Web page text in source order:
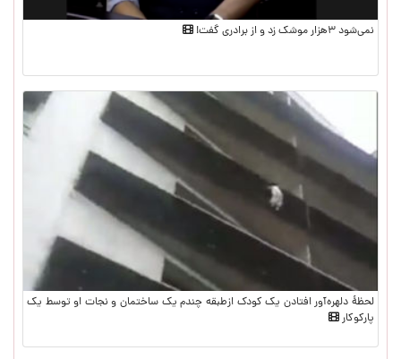
نمی‌شود ۳هزار موشک زد و از برادری گفت!
لحظۀ دلهره‌آور افتادن یک کودک ازطبقه چندم یک ساختمان و نجات او توسط یک
پارکوکار